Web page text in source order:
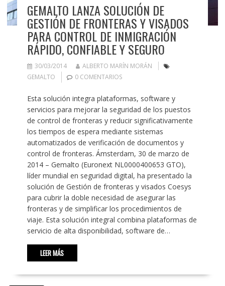
GEMALTO LANZA SOLUCIÓN DE
GESTIÓN DE FRONTERAS Y VISADOS
PARA CONTROL DE INMIGRACIÓN
RÁPIDO, CONFIABLE Y SEGURO
30/03/2014
ALBERTO MARÍN MORÁN
GEMALTO
0 COMENTARIOS
Esta solución integra plataformas, software y
servicios para mejorar la seguridad de los puestos
de control de fronteras y reducir significativamente
los tiempos de espera mediante sistemas
automatizados de verificación de documentos y
control de fronteras. Ámsterdam, 30 de marzo de
2014 – Gemalto (Euronext NL0000400653 GTO),
líder mundial en seguridad digital, ha presentado la
solución de Gestión de fronteras y visados Coesys
para cubrir la doble necesidad de asegurar las
fronteras y de simplificar los procedimientos de
viaje. Esta solución integral combina plataformas de
servicio de alta disponibilidad, software de…
LEER MÁS